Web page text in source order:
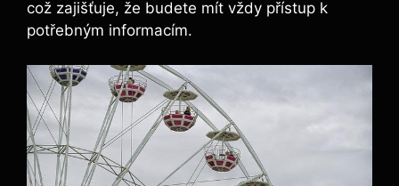
což zajišťuje, že budete mít vždy přístup k
potřebným informacím.